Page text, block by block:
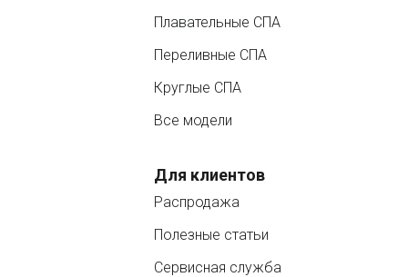
Плавательные СПА
Переливные СПА
Круглые СПА
Все модели
Для клиентов
Распродажа
Полезные статьи
Сервисная служба